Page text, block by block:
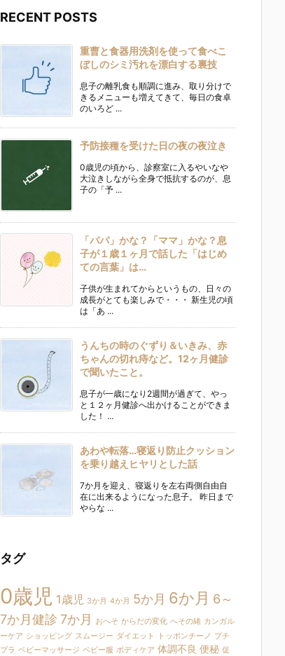
RECENT POSTS
重曹と食器用洗剤を使って食べこ
ぼしのシミ汚れを漂白する裏技
息子の離乳食も順調に進み、取り分けで
きるメニューも増えてきて、毎日の食卓
のいろど ...
予防接種を受けた日の夜の夜泣き
0歳児の頃から、診察室に入るやいなや
大泣きしながら全身で抵抗するのが、息
子の「予 ...
「パパ」かな？「ママ」かな？息
子が１歳１ヶ月で話した「はじめ
ての言葉」は…
子供が生まれてからというもの、日々の
成長がとても楽しみで・・・ 新生児の頃
は「あ ...
うんちの時のぐずり＆いきみ、赤
ちゃんの切れ痔など。12ヶ月健診
で聞いたこと。
息子が一歳になり2週間が過ぎて、やっ
と１２ヶ月健診へ出かけることができま
した！ ...
あわや転落…寝返り防止クッション
を乗り越えヒヤリとした話
7か月を迎え、寝返りを左右両側自由自
在に出来るようになった息子。 昨日まで
やらな ...
タグ
0歳児 1歳児 3か月 4か月 5か月 6か月 6～
7か月健診 7か月 おへそ からだの変化 へその緒 カンガル
ーケア ショッピング スムージー ダイエット トッポンチーノ プチ
プラ ベビーマッサージ ベビー服 ボディケア 体調不良 便秘 促